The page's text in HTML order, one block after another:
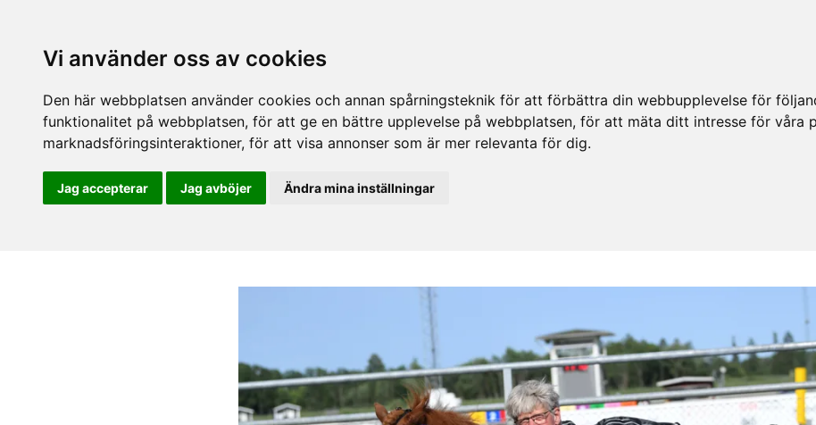
Vi använder oss av cookies
Den här webbplatsen använder cookies och annan spårningsteknik för att förbättra din webbupplevelse för
funktionalitet på webbplatsen, för att ge en bättre upplevelse på webbplatsen, för att mäta ditt intresse för våra
marknadsföringsinteraktioner, för att visa annonser som är mer relevanta för dig.
Jag accepterar Jag avböjer Ändra mina inställningar